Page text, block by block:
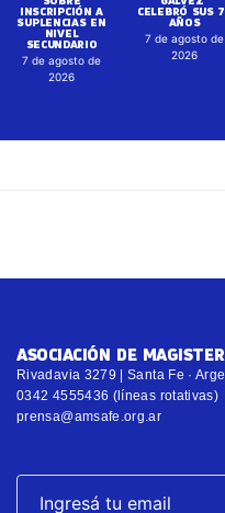
INSCRIPCIÓN A
SUPLENCIAS EN
NIVEL
SECUNDARIO
7 de agosto de
2026
CELEBRÓ SUS
AÑOS
7 de agosto de
2026
ASOCIACIÓN DE
Rivadavia 3279 | Santa Fe ·
0342 4555436 (líneas rotativas)
prensa@amsafe.org.ar